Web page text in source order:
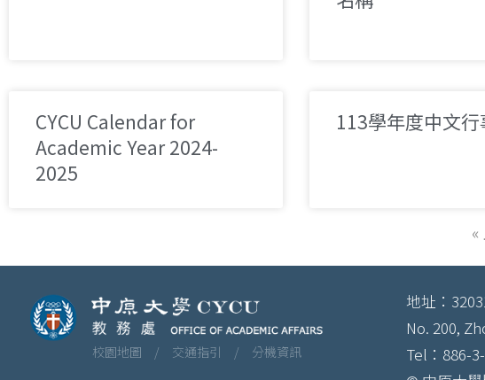
CYCU Calendar for
Academic Year 2024-
2025
113學年度中文行
«
校園地圖 / 交通指引 / 分機資訊
地址：
No. 200,
Tel：886-